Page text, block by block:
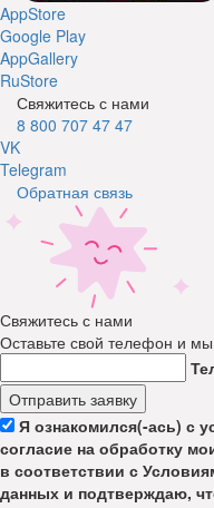
AppStore
Google Play
AppGallery
RuStore
Свяжитесь с нами
8 800 707 47 47
VK
Telegram
Обратная связь
Свяжитесь с нами
Оставьте свой телефон и
Отправить заявку
Я ознакомился(-ась) с
согласие на обработку
в соответствии с
данных и подтверждаю,